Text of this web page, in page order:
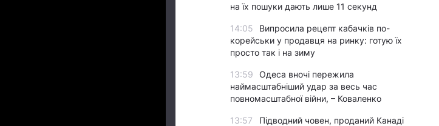
на їх пошуки дають лише 11 секунд
14:05
Випросила рецепт кабачків по-
корейськи у продавця на ринку: готую їх
просто так і на зиму
13:59
Одеса вночі пережила
наймасштабніший удар за весь час
повномасштабної війни, – Коваленко
13:57
Підводний човен, проданий Канаді